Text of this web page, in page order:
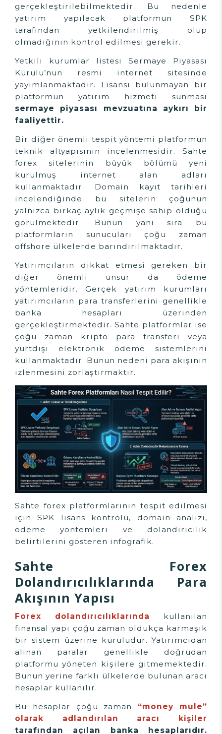
gerçekleştirilebilmektedir. Bu nedenle
yatırım yapılacak platformun SPK
tarafından yetkilendirilmiş olup
olmadığının kontrol edilmesi gerekir.
Yetkili kurumlar listesi Sermaye Piyasası
Kurulu’nun resmi internet sitesinde
yayımlanmaktadır. Lisansı bulunmayan bir
platformun yatırım hizmeti sunması
sermaye piyasası mevzuatına aykırı bir
faaliyettir.
Bir diğer önemli tespit yöntemi platformun
teknik altyapısının incelenmesidir. Sahte
forex sitelerinin büyük bölümü yeni
kurulmuş internet alan adları
kullanmaktadır. Domain kayıt tarihleri
incelendiğinde bu sitelerin çoğunun
yalnızca birkaç aylık geçmişe sahip olduğu
görülmektedir. Bunun yanı sıra bu
platformların sunucuları çoğu zaman
offshore ülkelerde barındırılmaktadır.
Yatırımcıların dikkat etmesi gereken bir
diğer önemli unsur da ödeme
yöntemleridir. Gerçek yatırım kurumları
yatırımcıların para transferlerini genellikle
banka hesapları üzerinden
gerçekleştirmektedir. Sahte platformlar ise
çoğu zaman kripto para transferi veya
yurtdışı elektronik ödeme sistemlerini
kullanmaktadır. Bunun nedeni para akışının
izlenmesini zorlaştırmaktır.
Sahte forex platformlarının tespit edilmesi
için SPK lisans kontrolü, domain analizi,
ödeme yöntemleri ve dolandırıcılık
belirtilerini gösteren infografik.
Sahte Forex
Dolandırıcılıklarında Para
Akışının Yapısı
Forex dolandırıcılıklarında kullanılan
finansal yapı çoğu zaman oldukça karmaşık
bir sistem üzerine kuruludur. Yatırımcıdan
alınan paralar genellikle doğrudan
platformu yöneten kişilere gitmemektedir.
Bunun yerine farklı ülkelerde bulunan aracı
hesaplar kullanılır.
Bu hesaplar çoğu zaman “money mule”
olarak adlandırılan aracı kişiler
tarafından açılan banka hesaplarıdır.